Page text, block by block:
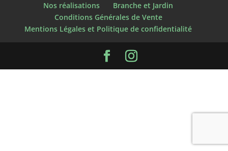
Nos réalisations
Branche et Jardin
Conditions Générales de Vente
Mentions Légales et Politique de confidentialité